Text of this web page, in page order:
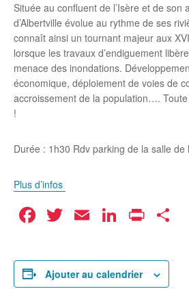
Située au confluent de l’Isère et de son
d’Albertville évolue au rythme de ses
connaît ainsi un tournant majeur aux
lorsque les travaux d’endiguement
menace des inondations.
économique, déploiement de voies de
accroissement de la population….
!
Durée : 1h30 Rdv parking de la salle de
Plus d’infos
Facebook
Twitter
EmailLinkedIn
Print
Ajouter au calendrier